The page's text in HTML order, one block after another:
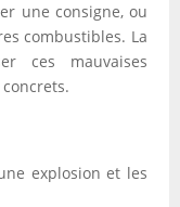
une consigne, ou
combustibles. La
ces mauvaises
explosion et les